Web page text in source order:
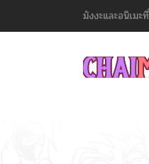
มังงะและอนิเม